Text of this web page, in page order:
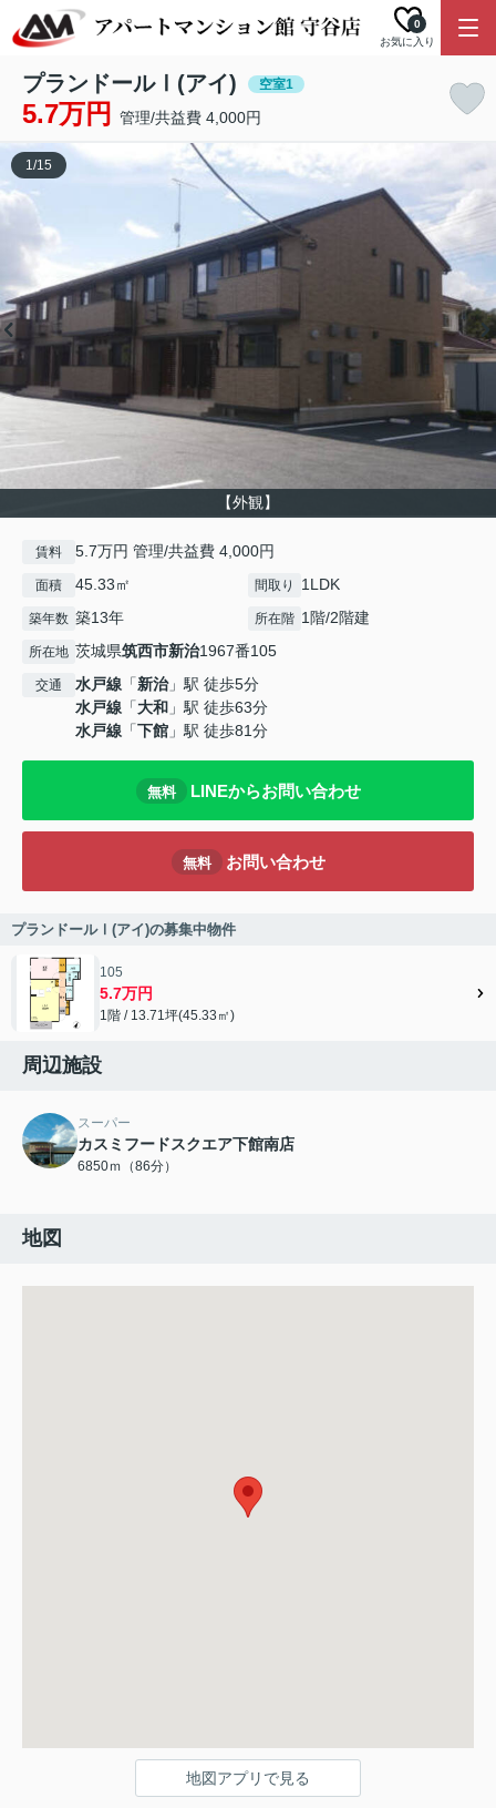
お気に入り
0
プランドールⅠ(アイ) 空室1
5.7万円 管理/共益費 4,000円
【外観】
1/15
賃料 5.7万円 管理/共益費 4,000円
面積 45.33㎡ 間取り 1LDK
築年数 築13年 所在階 1階/2階建
所在地 茨城県筑西市新治1967番105
交通 水戸線 「新治」駅 徒歩5分
水戸線 「大和 」駅 徒歩63分
水戸線 「下館 」駅 徒歩81分
無料 LINEからお問い合わせ
無料 お問い合わせ
プランドールⅠ(アイ)の募集中物件
105
5.7万円
1階 / 13.71坪(45.33㎡)
周辺施設
スーパー
カスミフードスクエア下館南店
6850ｍ（86分）
地図
地図アプリで見る